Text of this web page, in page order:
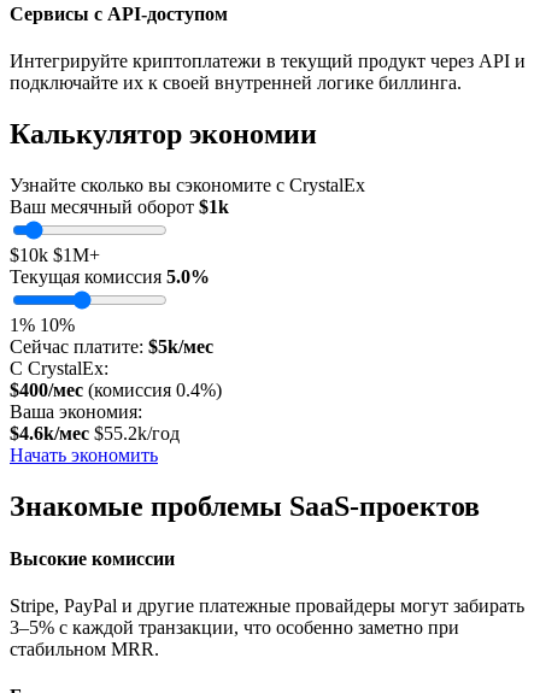
Сервисы с API-доступом
Интегрируйте криптоплатежи в текущий продукт через API и
подключайте их к своей внутренней логике биллинга.
Калькулятор экономии
Узнайте сколько вы сэкономите с CrystalEx
Ваш месячный оборот $1k
$10k $1M+
Текущая комиссия 5.0%
1% 10%
Сейчас платите: $5k/мес
С CrystalEx:
$400/мес (комиссия 0.4%)
Ваша экономия:
$4.6k/мес $55.2k/год
Начать экономить
Знакомые проблемы SaaS-проектов
Высокие комиссии
Stripe, PayPal и другие платежные провайдеры могут забирать
3–5% с каждой транзакции, что особенно заметно при
стабильном MRR.